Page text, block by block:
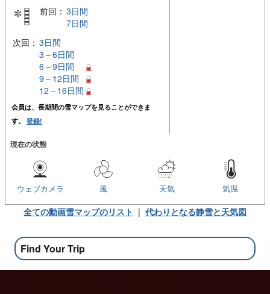
前回： 3日間
7日間
次回： 3日間
3 – 6日間
6 – 9日間
9 – 12日間
12 – 16日間
会員は、長期間の雪マップを見ることができま
す。 登録!
現在の状態
気温
天気
風
ウェブカメラ
全ての動画雪マップのリスト | 代わりとなる静雪と天気図
Find Your Trip